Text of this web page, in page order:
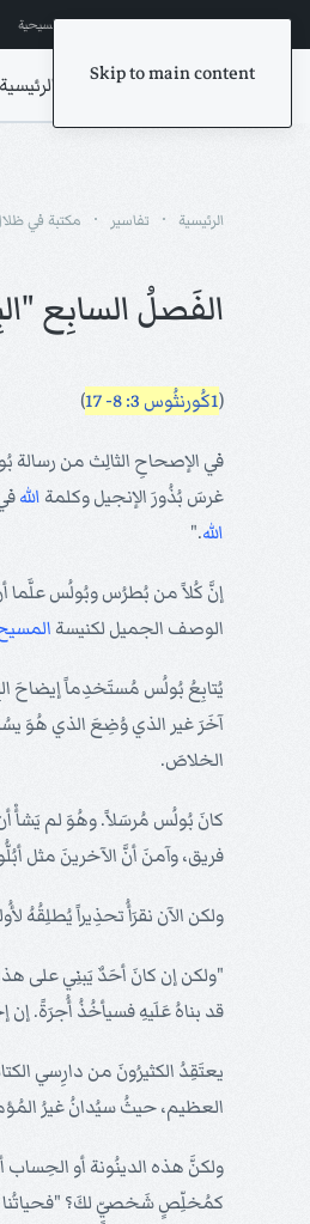
Skip to main content
إشترك في المراسلات ترانيم مسيحية
الرئيسية
الرئيسية تفاسير مكتبة في
الفَصلُ السابِع
(1كُورنثُوس 3: 8- 17 )
في الإصحاحِ الثالِث من
غرسَ بُذُورَ الإنجيل وكلمة الله
الله."
إنَّ كُلاً من بُطرُس وبُولُس علَّما
الوصف الجميل لكنيسة
يُتابِعُ بُولُس مُستَخدِماً إيضاحَ
آخَرَ غير الذي وُضِعَ الذي هُوَ
الخلاصَ.
كانَ بُولُس مُرسَلاً. وهُوَ لم يَشأْ
فريق، وآمنَ أنَّ الآخرينَ مثل
ولكن الآن نقرَأُ تحذِيراً يُطلِقُهُ
"ولكن إن كانَ أحَدٌ يَبنِي على
قد بناهُ عَلَيهِ فسيأخُذُ أُجرَةً.
يعتَقِدُ الكثيرُونَ من دارِسي
العظيم، حيثُ سيُدانُ غيرُ
ولكنَّ هذه الدينُونة أو
كمُخلِّصٍ شَخصيٍّ لكَ؟ "فحياتُنا